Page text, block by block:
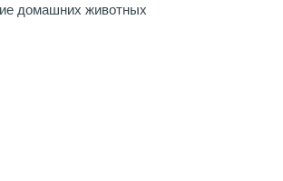
домашних животных